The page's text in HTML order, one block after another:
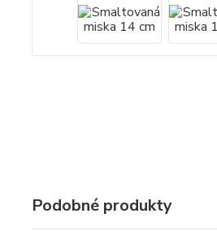
Podobné produkty